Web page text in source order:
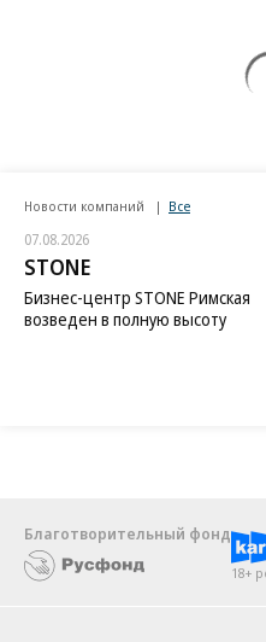
Новости компаний Все
07.08.2026
STONE
Бизнес-центр STONE Римская
возведен в полную высоту
Благотворительный фонд
18+